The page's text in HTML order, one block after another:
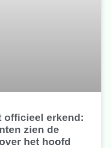
officieel erkend:
zien de
het hoofd